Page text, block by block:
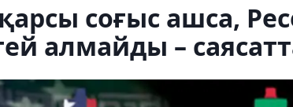
соғыс ашса,
алмайды –